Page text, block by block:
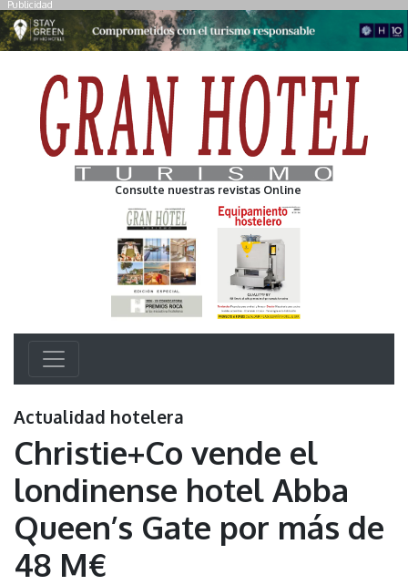
Publicidad
Consulte nuestras revistas Online
Actualidad hotelera
Christie+Co vende el
londinense hotel Abba
Queen’s Gate por más de
48 M€